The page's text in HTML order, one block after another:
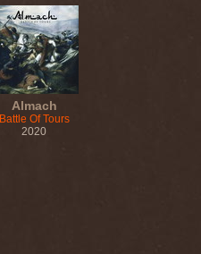
Almach
Battle Of Tours
2020